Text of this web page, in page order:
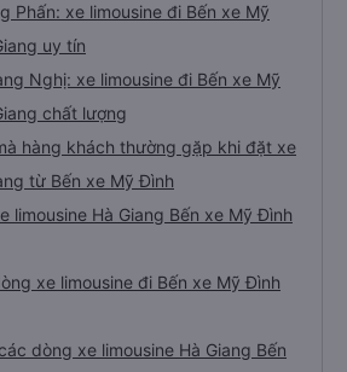
Phấn: xe limousine đi Bến xe Mỹ
uy tín
Nghị: xe limousine đi Bến xe Mỹ
chất lượng
hàng khách thường gặp khi đặt xe
từ Bến xe Mỹ Đình
limousine Hà Giang Bến xe Mỹ Đình
xe limousine đi Bến xe Mỹ Đình
dòng xe limousine Hà Giang Bến